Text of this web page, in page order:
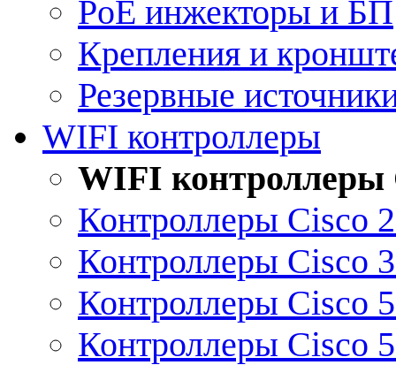
PoE инжекторы и БП
Крепления и
Резервные
WIFI контроллеры
WIFI контроллеры
Контроллеры Cisco
Контроллеры Cisco
Контроллеры Cisco
Контроллеры Cisco